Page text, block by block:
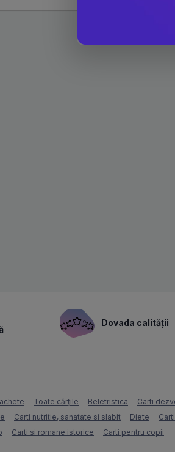
Dovada calității
Toate cărțile Beletristica Carti
Carti nutritie, sanatate si slabit Diete
Carti si romane istorice Carti pentru copii